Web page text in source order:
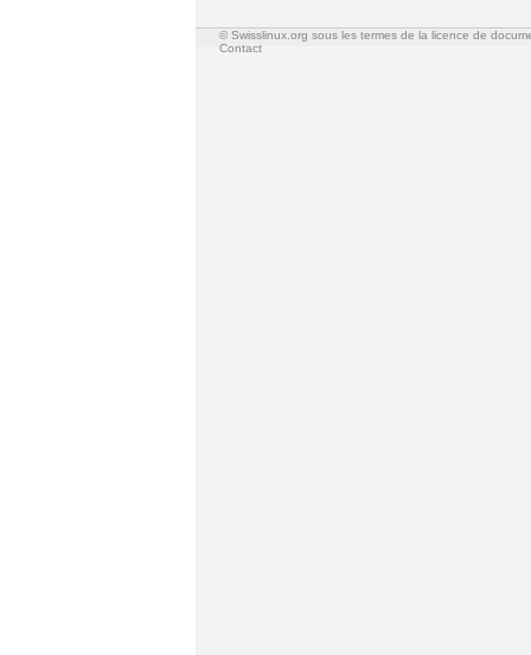
© Swisslinux.org sous les termes de la licence de
Contact